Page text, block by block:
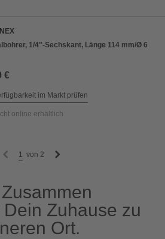
1/4"-Sechskant, Länge 114 mm/Ø 6
€
im Markt prüfen
online erhältlich
1 von 2
Zuhause zu
Ort.